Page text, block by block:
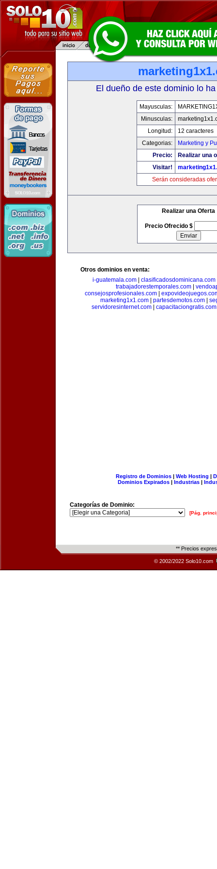
El dueño de este dominio lo
Mayusculas:
Minusculas:
Longitud:
12 caracteres
Categorias:
Marketing y
Precio:
Realizar una
Visitar!
Serán consideradas
Realizar una Oferta
Precio Ofrecido $
Otros dominios en venta:
i-guatemala.com
clasificadosdominicana.com
trabajadorestemporales.com
consejosprofesionales.com|
marketing1x1.com| partesdemotos.com|
servidoresinternet.com| capacitaciongratis.com
Registro de Dominios| Web Hosting |
Dominios Expirados | Industrias |
Categorías de Dominio:
[Pág.
** Precios
© 2002/2022 Solo10.com